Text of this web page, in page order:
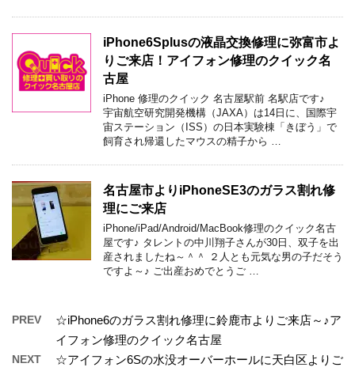
iPhone6Splusの液晶交換修理に弥富市よ
りご来店！アイフォン修理のクイック名
古屋
iPhone 修理のクイック 名古屋駅前 名駅店です♪
宇宙航空研究開発機構（JAXA）は14日に、国際宇
宙ステーション（ISS）の日本実験棟「きぼう」で
飼育され帰還したマウスの精子から …
名古屋市よりiPhoneSE3のガラス割れ修
理にご来店
iPhone/iPad/Android/MacBook修理のクイック名古
屋です♪ タレントの中川翔子さんが30日、双子を出
産されましたね～＾＾ ２人とも元気な男の子だそう
ですよ～♪ ご出産おめでとうご …
PREV
☆iPhone6のガラス割れ修理に鈴鹿市よりご来店～♪ア
イフォン修理のクイック名古屋
NEXT
☆アイフォン6Sの水没オーバーホールに天白区よりご